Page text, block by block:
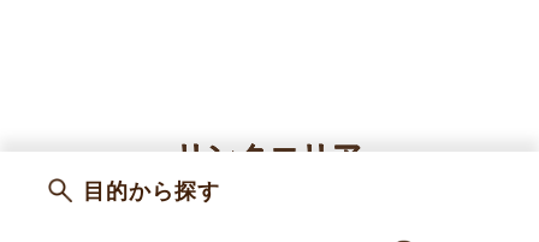
リンクエリア
目的から探す